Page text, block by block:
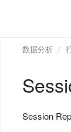
数据分析
Session